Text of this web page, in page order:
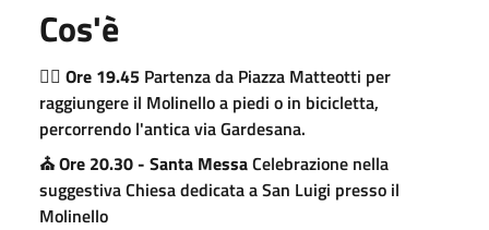
Cos'è
🚶‍♂️ Ore 19.45 Partenza da Piazza Matteotti per
raggiungere il Molinello a piedi o in bicicletta,
percorrendo l'antica via Gardesana.
⛪Ore 20.30 - Santa MessaCelebrazione nella
suggestiva Chiesa dedicata a San Luigi presso il
Molinello